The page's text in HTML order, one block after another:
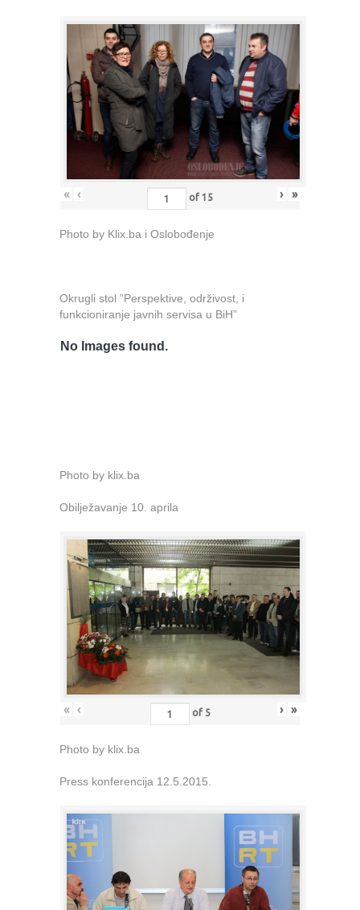
« ‹ of 15 › »
Photo by Klix.ba i Oslobođenje
Okrugli stol ”Perspektive, održivost, i
funkcioniranje javnih servisa u BiH”
No Images found.
Photo by klix.ba
Obilježavanje 10. aprila
« ‹ of 5 › »
Photo by klix.ba
Press konferencija 12.5.2015.